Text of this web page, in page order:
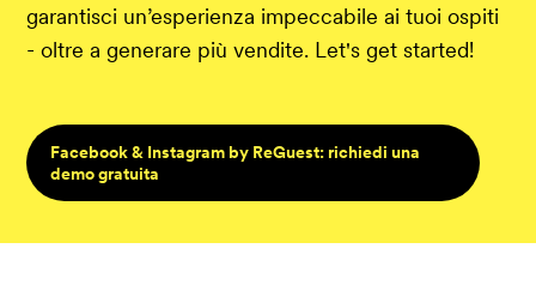
garantisci un’esperienza impeccabile ai tuoi ospiti
- oltre a generare più vendite. Let's get started!
Facebook & Instagram by ReGuest: richiedi una
demo gratuita